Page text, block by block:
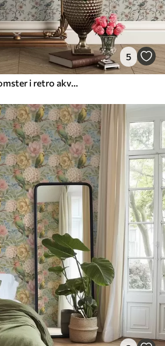
5
Fugle på grene med blomster i retro akvarel-stil